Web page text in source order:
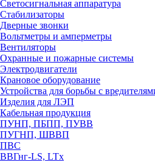
Светосигнальная аппаратура
Стабилизаторы
Дверные звонки
Вольтметры и амперметры
Вентиляторы
Охранные и пожарные системы
Электродвигатели
Крановое оборудование
Устройства для борьбы с
Изделия для ЛЭП
Кабельная продукция
ПУНП, ПБПП, ПУВВ
ПУГНП, ШВВП
ПВС
ВВГнг-LS, LTx